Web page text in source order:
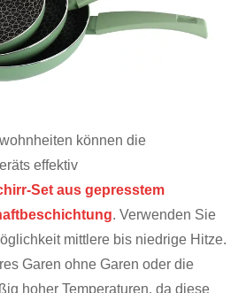
können die
effektiv
Set aus gepresstem
. Verwenden Sie
mittlere bis niedrige Hitze.
Garen ohne Garen oder die
hoher Temperaturen, da diese